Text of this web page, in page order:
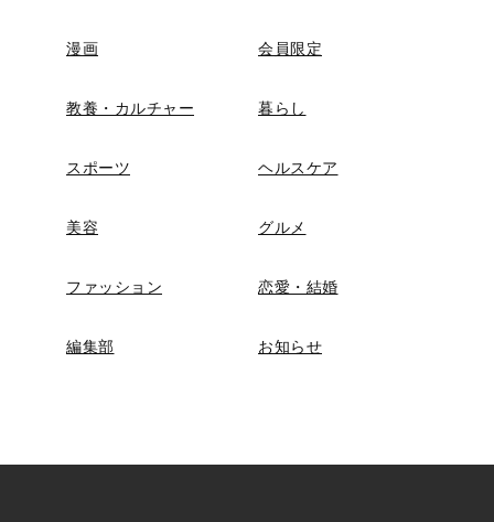
漫画 会員限定
教養・カルチャー 暮らし
スポーツ ヘルスケア
美容 グルメ
ファッション 恋愛・結婚
編集部 お知らせ